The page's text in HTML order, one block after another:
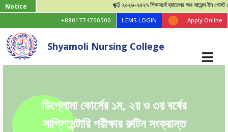
Notice ২০২৬-২৫২৭ শিক্ষাবর্ষে ব্যাচেলর অব সায়েন্স ইন পোস্ট
+8801774700500 I-EMS LOGIN Apply Online
Shyamoli Nursing College
ডিপ্লোমা কোর্সের ১ম, ২য় ও ৩য় বর্ষের
সাপ্লিমেন্টারি পরীক্ষার রুটিন সংক্রান্ত